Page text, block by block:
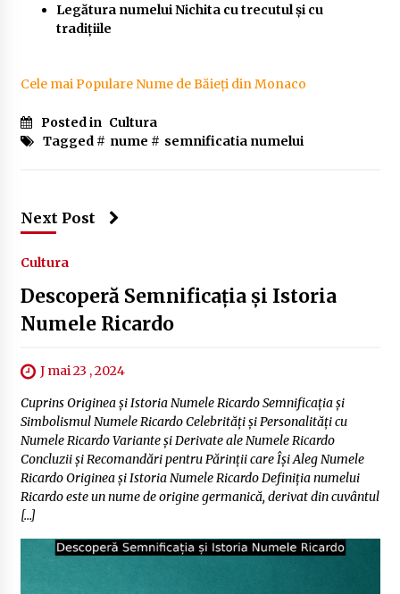
Legătura numelui Nichita cu trecutul și cu
tradițiile
Cele mai Populare Nume de Băieți din Monaco
Posted in Cultura
Tagged # nume # semnificatia numelui
Next Post
Cultura
Descoperă Semnificația și Istoria
Numele Ricardo
J mai 23 , 2024
Cuprins Originea și Istoria Numele Ricardo Semnificația și
Simbolismul Numele Ricardo Celebrități și Personalități cu
Numele Ricardo Variante și Derivate ale Numele Ricardo
Concluzii și Recomandări pentru Părinții care Își Aleg Numele
Ricardo Originea și Istoria Numele Ricardo Definiția numelui
Ricardo este un nume de origine germanică, derivat din cuvântul
[…]